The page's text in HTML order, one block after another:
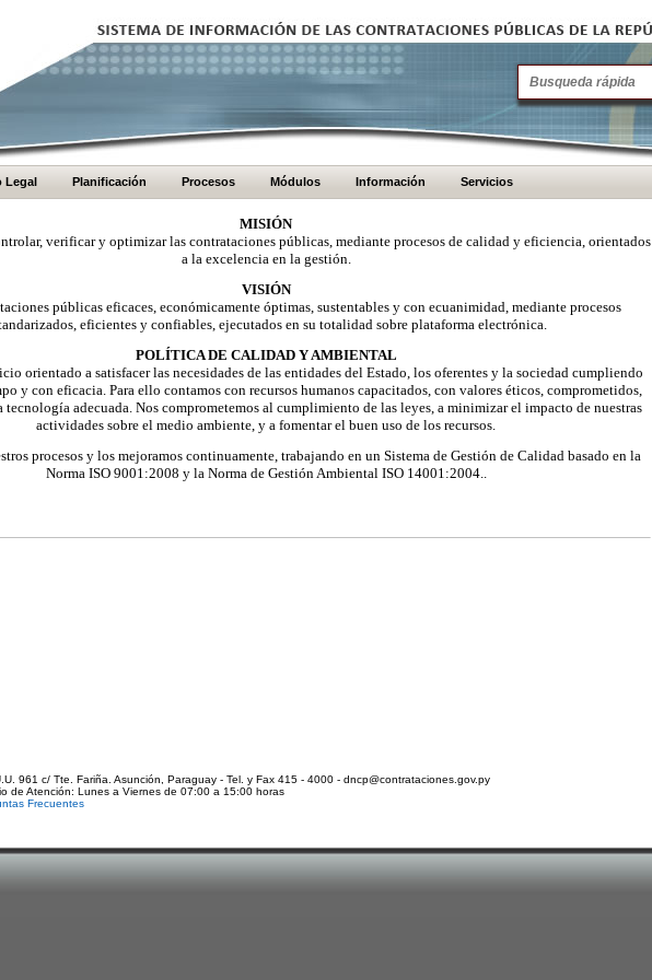
Legal Planificación Procesos Módulos Información Servicios
MISIÓN
verificar y optimizar las contrataciones públicas, mediante procesos de calidad y eficiencia, orientados
a la excelencia en la gestión.
VISIÓN
públicas eficaces, económicamente óptimas, sustentables y con ecuanimidad, mediante procesos
eficientes y confiables, ejecutados en su totalidad sobre plataforma electrónica.
POLÍTICA DE CALIDAD Y AMBIENTAL
orientado a satisfacer las necesidades de las entidades del Estado, los oferentes y la sociedad cumpliendo
y con eficacia. Para ello contamos con recursos humanos capacitados, con valores éticos, comprometidos,
adecuada. Nos comprometemos al cumplimiento de las leyes, a minimizar el impacto de nuestras
actividades sobre el medio ambiente, y a fomentar el buen uso de los recursos.
procesos y los mejoramos continuamente, trabajando en un Sistema de Gestión de Calidad basado en la
Norma ISO 9001:2008 y la Norma de Gestión Ambiental ISO 14001:2004..
961 c/ Tte. Fariña. Asunción, Paraguay - Tel. y Fax 415 - 4000 - dncp@contrataciones.gov.py
de Atención: Lunes a Viernes de 07:00 a 15:00 horas
Frecuentes